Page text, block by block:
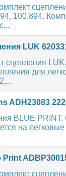
100.894.
LUK
сцепления
для
ADH23083
BLUE
на